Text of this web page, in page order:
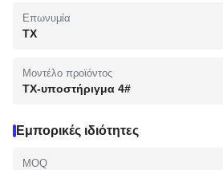
Επωνυμία
TX
Μοντέλο προϊόντος
TX-υποστήριγμα 4#
Εμπορικές ιδιότητες
MOQ